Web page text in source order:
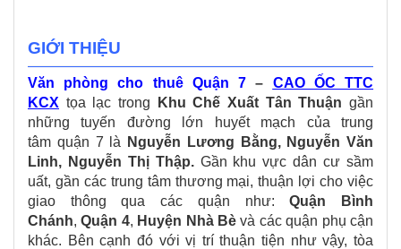
GIỚI THIỆU
Văn phòng cho thuê Quận 7 – CAO ỐC TTC
KCX tọa lạc trong Khu Chế Xuất Tân Thuận gần
những tuyến đường lớn huyết mạch của trung
tâm quận 7 là
Nguyễn Lương Bằng, Nguyễn Văn
Linh, Nguyễn Thị Thập.Gần khu vực dân cư sầm
uất, gần các trung tâm thương mại, thuận lợi cho việc
giao thông qua các quận như:Quận Bình
Chánh,Quận 4, Huyện Nhà Bè và các quận phụ cận
khác. Bên cạnh đó với vị trí thuận tiện như vậy, tòa